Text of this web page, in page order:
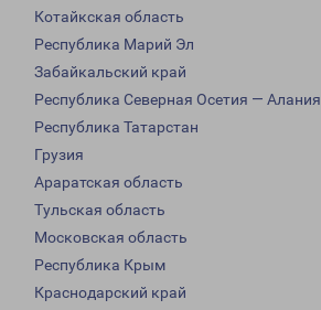
Котайкская область
Республика Марий Эл
Забайкальский край
Республика Северная Осетия — Алания
Республика Татарстан
Грузия
Араратская область
Тульская область
Московская область
Республика Крым
Краснодарский край